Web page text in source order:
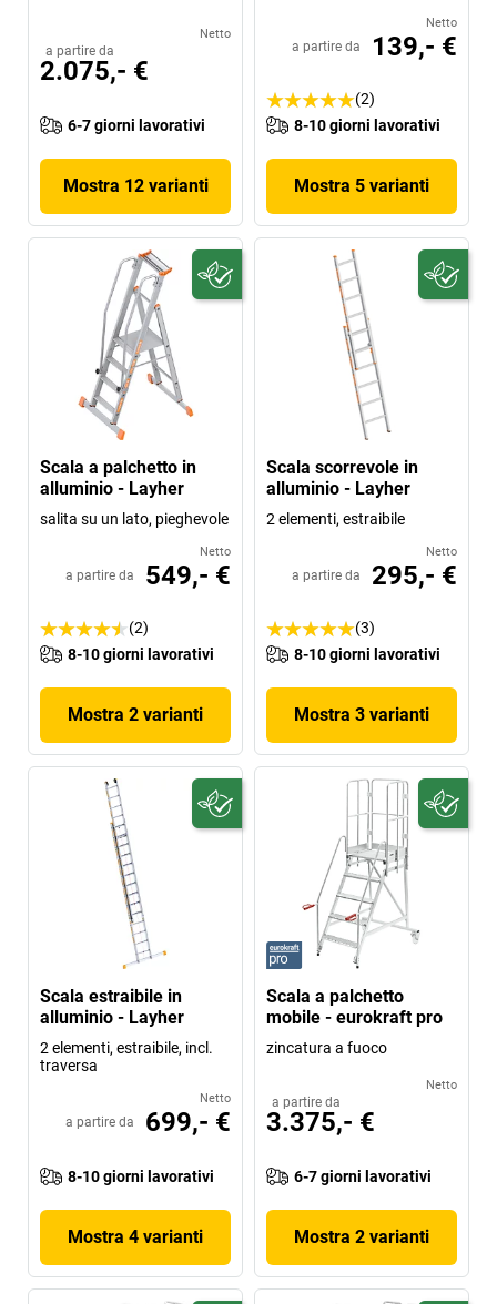
Netto
a partire da
2.075,- €
6-7 giorni lavorativi
Mostra 12 varianti
Netto
a partire da 139,- €
(2)
8-10 giorni lavorativi
Mostra 5 varianti
Scala a palchetto in
alluminio - Layher
salita su un lato, pieghevole
Netto
a partire da 549,- €
(2)
8-10 giorni lavorativi
Mostra 2 varianti
Scala scorrevole in
alluminio - Layher
2 elementi, estraibile
Netto
a partire da 295,- €
(3)
8-10 giorni lavorativi
Mostra 3 varianti
Scala estraibile in
alluminio - Layher
2 elementi, estraibile, incl.
traversa
Netto
a partire da 699,- €
8-10 giorni lavorativi
Mostra 4 varianti
Scala a palchetto
mobile - eurokraft pro
zincatura a fuoco
Netto
a partire da
3.375,- €
6-7 giorni lavorativi
Mostra 2 varianti